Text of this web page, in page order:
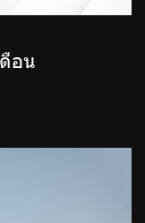
อน